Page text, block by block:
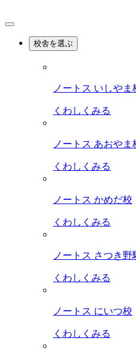
校舎を選ぶ
ノートス いしやま
くわしくみる
ノートス あおやま
くわしくみる
ノートス かめだ校
くわしくみる
ノートス さつき野
くわしくみる
ノートス にいつ校
くわしくみる